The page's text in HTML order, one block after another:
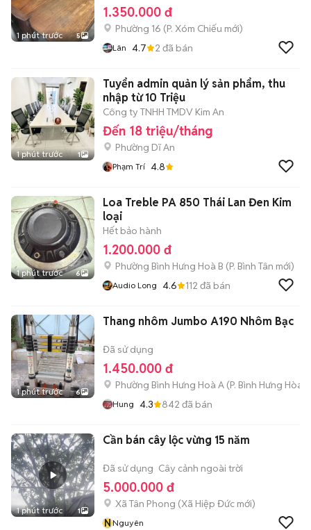
1 phút trước 5
1.350.000 đ
Phường 16 (P. Xóm Chiếu mới)
Lân 4.7 2 đã bán
1 phút trước 1
Tuyển admin quản lý sản phẩm, thu
nhập từ 10 Triệu
Công ty TNHH TMDV Kim An
Đến 18 triệu/tháng
Phường Dĩ An
Phạm Trí 4.8
1 phút trước 6
Loa Treble PA 850 Thái Lan Đen Kim
loại
Hết bảo hành
1.200.000 đ
Phường Bình Hưng Hoà B (P. Bình Tân mới)
Audio Long 4.6 112 đã bán
1 phút trước 6
Thang nhôm Jumbo A190 Nhôm Bạc
Đã sử dụng
1.450.000 đ
Phường Bình Hưng Hoà A (P. Bình Hưng Hòa
Hung 4.3 842 đã bán
1 phút trước 1
Cần bán cây lộc vừng 15 năm
Đã sử dụng Cây cảnh ngoài trời
5.000.000 đ
Xã Tân Phong (Xã Hiệp Đức mới)
NNguyên